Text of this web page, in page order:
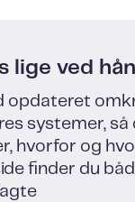
lige ved
opdateret
systemer, så
hvorfor og
finder du